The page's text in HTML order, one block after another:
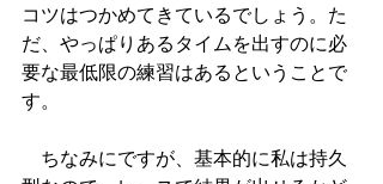
コツはつかめてきているでしょう。た
だ、やっぱりあるタイムを出すのに必
要な最低限の練習はあるということで
す。
ちなみにですが、基本的に私は持久